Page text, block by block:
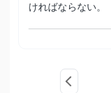
ければならない。